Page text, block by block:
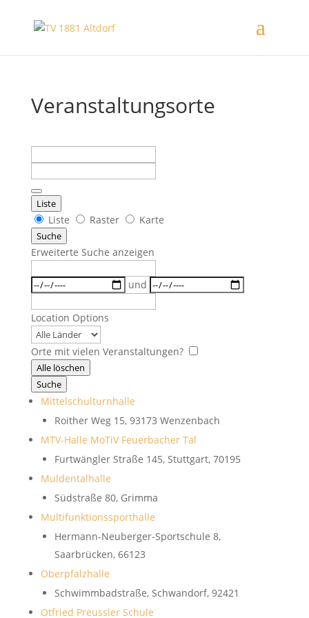
Veranstaltungsorte
...
Liste
Anzeigetyp
für
Suchergebnisse
Liste Raster Karte
Suche
Erweiterte Suche anzeigen
Daten
und
...
Location Options
Land
Orte mit vielen Veranstaltungen?
Alle löschen
Suche
Mittelschulturnhalle
Roither Weg 15, 93173 Wenzenbach
MTV-Halle MoTiV Feuerbacher Tal
Furtwängler Straße 145, Stuttgart, 70195
Muldentalhalle
Südstraße 80, Grimma
Multifunktionssporthalle
Hermann-Neuberger-Sportschule 8,
Saarbrücken, 66123
Oberpfalzhalle
Schwimmbadstraße, Schwandorf, 92421
Otfried Preussler Schule